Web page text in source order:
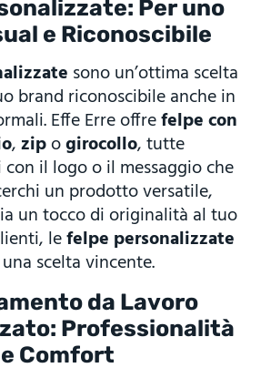
Per uno
e Riconoscibile
sono un’ottima scelta
brand riconoscibile anche in
Effe Erre offrefelpe con
,zipogirocollo, tutte
il logo o il messaggio che
un prodotto versatile,
un tocco di originalità al tuo
lefelpe personalizzate
scelta vincente.
da Lavoro
Professionalità
e Comfort